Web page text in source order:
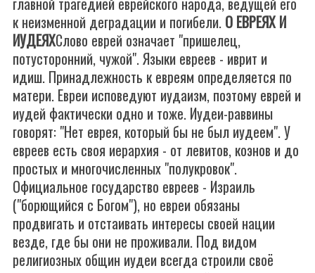
к неизменной деградации и погибели. О ЕВРЕЯХ И
ИУДЕЯХСлово еврей означает "пришелец,
потусторонний, чужой". Языки евреев - иврит и
идиш. Принадлежность к евреям определяется по
матери. Евреи исповедуют иудаизм, поэтому еврей и
иудей фактически одно и тоже. Иудеи-раввины
говорят: "Нет еврея, который бы не был иудеем". У
евреев есть своя иерархия - от левитов, коэнов и до
простых и многочисленных "полукровок".
Официальное государство евреев - Израиль
("борющийся с Богом"), но евреи обязаны
продвигать и отстаивать интересы своей нации
везде, где бы они не проживали. Под видом
религиозных общин иудеи всегда строили своё